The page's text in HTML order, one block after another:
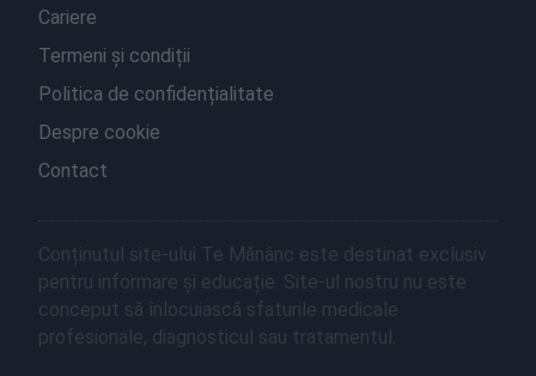
Cariere
Termeni și condiții
Politica de confidențialitate
Despre cookie
Contact
Conținutul site-ului Te Mănânc este destinat exclusiv
pentru informare și educație. Site-ul nostru nu este
conceput să înlocuiască sfaturile medicale
profesionale, diagnosticul sau tratamentul.